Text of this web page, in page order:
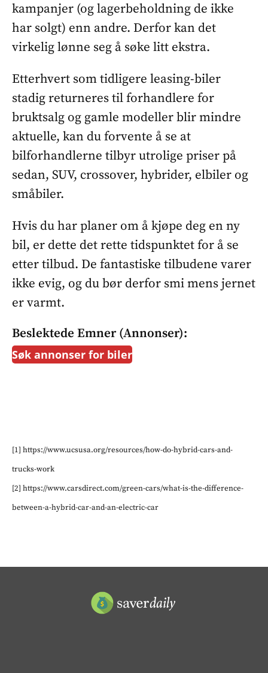
kampanjer (og lagerbeholdning de ikke
har solgt) enn andre. Derfor kan det
virkelig lønne seg å søke litt ekstra.
Etterhvert som tidligere leasing-biler
stadig returneres til forhandlere for
bruktsalg og gamle modeller blir mindre
aktuelle, kan du forvente å se at
bilforhandlerne tilbyr utrolige priser på
sedan, SUV, crossover, hybrider, elbiler og
småbiler.
Hvis du har planer om å kjøpe deg en ny
bil, er dette det rette tidspunktet for å se
etter tilbud. De fantastiske tilbudene varer
ikke evig, og du bør derfor smi mens jernet
er varmt.
Beslektede Emner (annonser):
Søk annonser for biler
[1] https://www.ucsusa.org/resources/how-do-hybrid-cars-and-
trucks-work
[2] https://www.carsdirect.com/green-cars/what-is-the-difference-
between-a-hybrid-car-and-an-electric-car